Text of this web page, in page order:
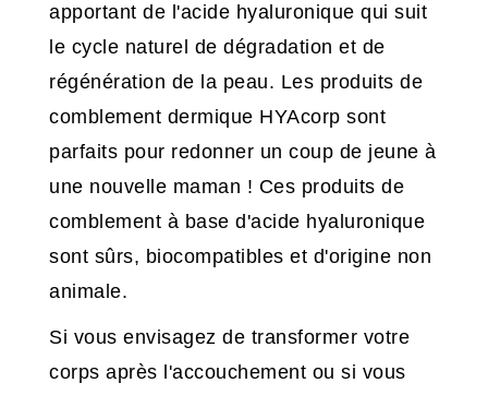
apportant de l'acide hyaluronique qui suit
le cycle naturel de dégradation et de
régénération de la peau. Les produits de
comblement dermique HYAcorp sont
parfaits pour redonner un coup de jeune à
une nouvelle maman ! Ces produits de
comblement à base d'acide hyaluronique
sont sûrs, biocompatibles et d'origine non
animale.
Si vous envisagez de transformer votre
corps après l'accouchement ou si vous